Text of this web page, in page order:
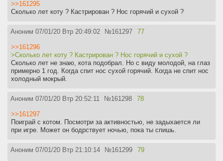
>>161295
Сколько лет коту ? Кастрирован ? Нос горячий и сухой ?
Аноним 07/01/20 Втр 20:49:02 №161297 77
>>161296
>Сколько лет коту ? Кастрирован ? Нос горячий и сухой ?
Сколько лет не знаю, кота подобрал. Но с виду молодой, на глаз
примерно 1 год. Когда спит нос сухой горячий. Когда не спит нос
холодный мокрый.
Аноним 07/01/20 Втр 20:52:11 №161298 78
>>161297
Поиграй с котом. Посмотри за активностью, не задыхается ли
при игре. Может он бодрствует ночью, пока ты спишь.
Аноним 07/01/20 Втр 21:10:14 №161299 79